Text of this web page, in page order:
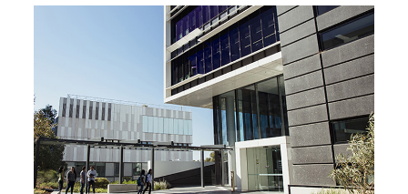
Hamburg
Hannover
Heidelberg